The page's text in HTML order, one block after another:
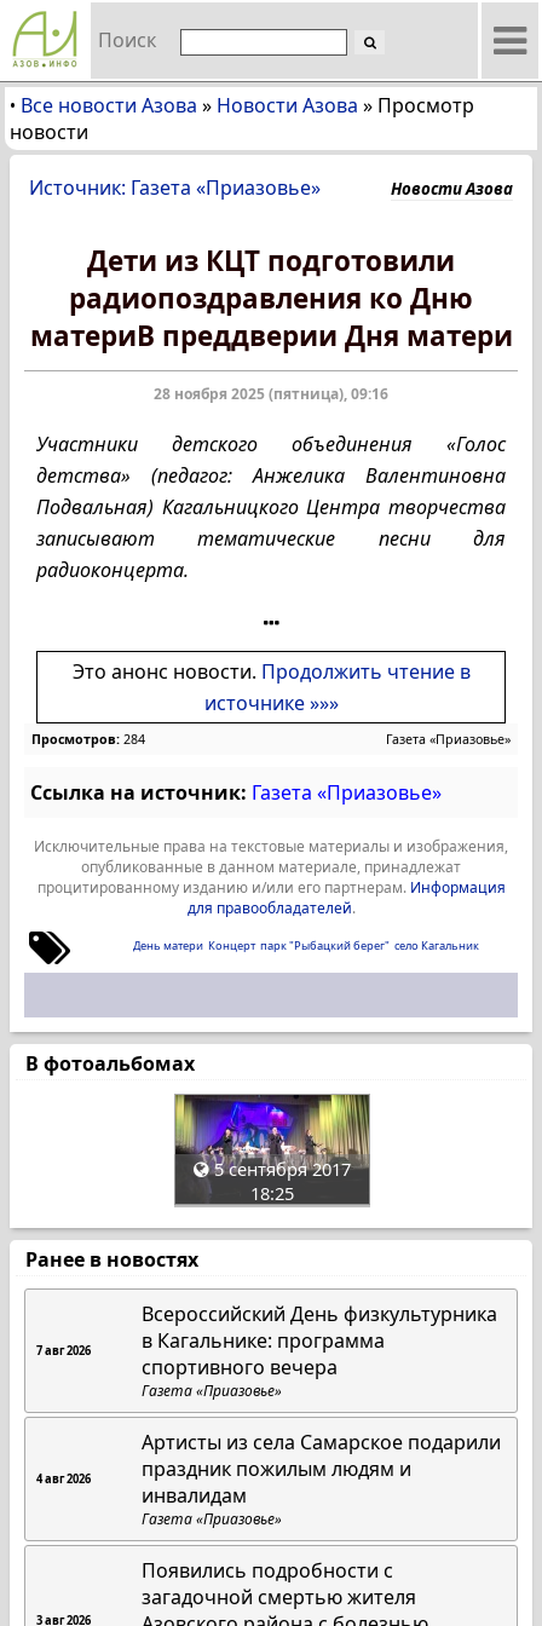
Поиск
• Все новости Азова » Новости Азова » Просмотр
новости
Источник: Газета «Приазовье» Новости Азова
Дети из КЦТ подготовили
радиопоздравления ко Дню
материВ преддверии Дня матери
28 ноября 2025 (пятница), 09:16
Участники детского объединения «Голос
детства» (педагог: Анжелика Валентиновна
Подвальная) Кагальницкого Центра творчества
записывают тематические песни для
радиоконцерта.
Это анонс новости. Продолжить чтение в
источнике »»»
Просмотров: 284 Газета «Приазовье»
Ссылка на источник: Газета «Приазовье»
Исключительные права на текстовые материалы и изображения,
опубликованные в данном материале, принадлежат
процитированному изданию и/или его партнерам. Информация
для правообладателей.
День матери Концерт парк "Рыбацкий берег" село Кагальник
В фотоальбомах
5 сентября 2017
18:25
Ранее в новостях
7 авг 2026
Всероссийский День физкультурника
в Кагальнике: программа
спортивного вечера
Газета «Приазовье»
4 авг 2026
Артисты из села Самарское подарили
праздник пожилым людям и
инвалидам
Газета «Приазовье»
3 авг 2026
Появились подробности с
загадочной смертью жителя